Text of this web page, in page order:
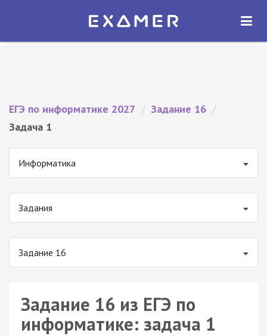
Экзамер — ЕГЭ 2027
ОТКРЫТЬ
ЕГЭ по информатике 2027 / Задание 16 /
Задача 1
Информатика
Задания
Задание 16
Задание 16 из ЕГЭ по
информатике: задача 1